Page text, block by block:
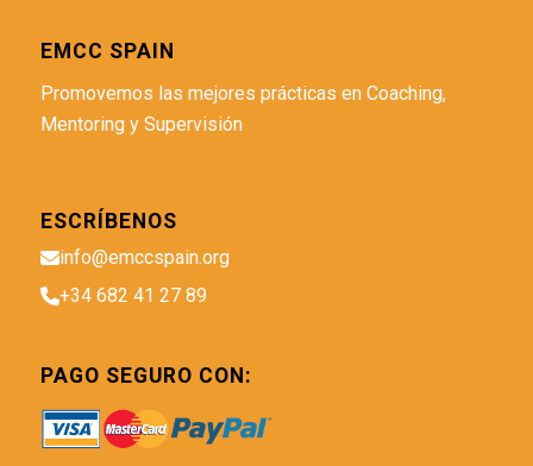
EMCC SPAIN
Promovemos las mejores prácticas en Coaching,
Mentoring y Supervisión
ESCRÍBENOS
info@emccspain.org
+34 682 41 27 89
PAGO SEGURO CON: